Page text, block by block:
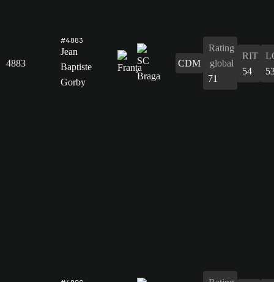
4883
#4883
Jean
Baptiste
Gorby
CDM
Rating
global
71
RIT
54